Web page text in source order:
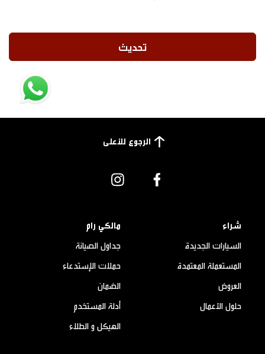
الرجوع للأعلى
شراء
السيارات الجديدة
المستعملة المعتمدة
العروض
حلول الأعمال
مالكي رام
جداول الصيانة
حملات الإستدعاء
الضمان
أدلة المستخدم
الهيكل و الطلاء